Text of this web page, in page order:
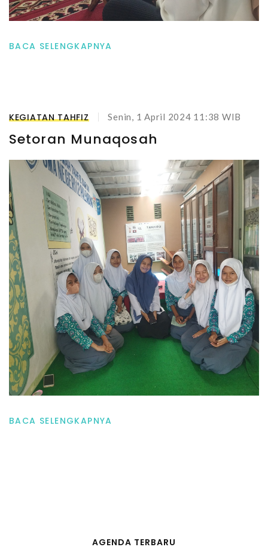
BACA SELENGKAPNYA
KEGIATAN TAHFIZ Senin, 1 April 2024 11:38 WIB
Setoran Munaqosah
BACA SELENGKAPNYA
AGENDA TERBARU